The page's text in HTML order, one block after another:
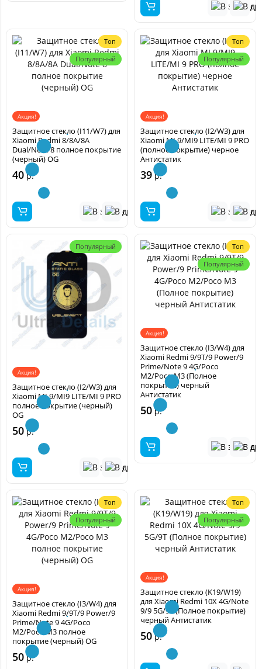
Топ
Популярный
Акция!
Защитное стекло (I11/W7) для
Xiaomi Redmi 8/8A/8A
Dual/Note 8 полное покрытие
(черный) OG
40р.
Топ
Популярный
Акция!
Защитное стекло (I2/W3) для
Xiaomi MI 9/MI9 LITE/MI 9 PRO
(полное покрытие) черное
Антистатик
39р.
Популярный
Акция!
Защитное стекло (I2/W3) для
Xiaomi MI 9/MI9 LITE/MI 9 PRO
полное покрытие (черный)
OG
50р.
Топ
Популярный
Акция!
Защитное стекло (I3/W4) для
Xiaomi Redmi 9/9T/9 Power/9
Prime/Note 9 4G/Poco
M2/Poco M3 (Полное
покрытие) черный
Антистатик
50р.
Топ
Популярный
Акция!
Защитное стекло (I3/W4) для
Xiaomi Redmi 9/9T/9 Power/9
Prime/Note 9 4G/Poco
M2/Poco M3 полное
покрытие (черный) OG
50р.
Топ
Популярный
Акция!
Защитное стекло (K19/W19)
для Xiaomi Redmi 10X 4G/Note
9/9 5G/9T (Полное покрытие)
черный Антистатик
50р.